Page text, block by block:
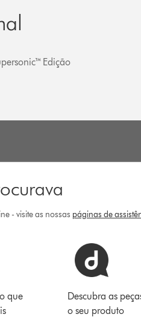
Edição
- visite as nossas páginas de
que
Descubra as
o seu produto